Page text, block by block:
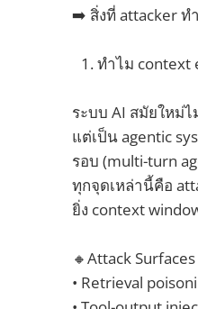
➡️ สิ่งที่ attacker ท
ทำไม context
ระบบ AI สมัยใหม่
แต่เป็น agentic
รอบ (multi-turn
ทุกจุดเหล่านี้คือ
ยิ่ง context
🔸Attack
• Retrieval